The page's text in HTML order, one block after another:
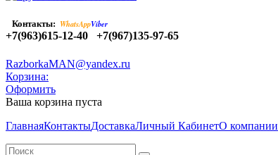
Контакты: WhatsAppViber
+7(963)615-12-40 +7(967)135-97-65
RazborkaMAN@yandex.ru
Корзина:
Оформить
Ваша корзина пуста
ГлавнаяКонтактыДоставкаЛичный КабинетО компании